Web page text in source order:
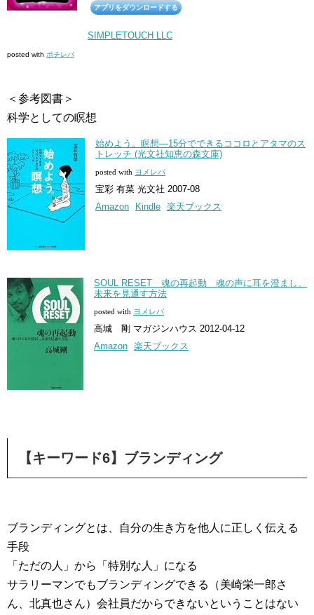
アプリをダウンロードする
SIMPLETOUCH LLC
posted with ポチレバ
＜参考図書＞
科学としての瞑想
始めよう。瞑想―15分でできるココロとアタマのス
トレッチ (光文社知恵の森文庫)
posted with ヨメレバ
宝彩 有菜 光文社 2007-08
Amazon
Kindle 楽天ブックス
SOUL RESET 魂の再起動 魂の声に耳を澄まし、
未来を見通す方法
posted with ヨメレバ
高城 剛 マガジンハウス 2012-04-12
Amazon 楽天ブックス
【キーワード6】ブランディング
ブランディングとは、自分の生き方を他人に正しく伝える
手段
「ただの人」から「特別な人」になる
サラリーマンでもブランディングできる（美崎栄一郎さ
ん、北真也さん）会社員だからできないということはない